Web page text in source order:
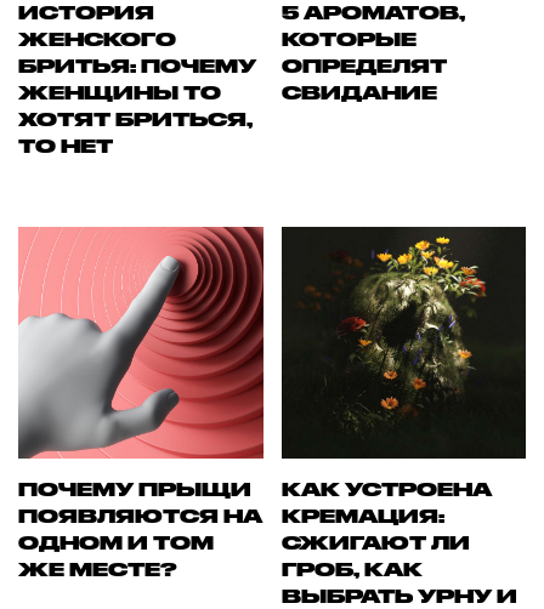
ИСТОРИЯ
ЖЕНСКОГО
БРИТЬЯ: ПОЧЕМУ
ЖЕНЩИНЫ ТО
ХОТЯТ БРИТЬСЯ,
ТО НЕТ
5 АРОМАТОВ,
КОТОРЫЕ
ОПРЕДЕЛЯТ
СВИДАНИЕ
ПОЧЕМУ ПРЫЩИ
ПОЯВЛЯЮТСЯ НА
ОДНОМ И ТОМ
ЖЕ МЕСТЕ?
КАК УСТРОЕНА
КРЕМАЦИЯ:
СЖИГАЮТ ЛИ
ГРОБ, КАК
ВЫБРАТЬ УРНУ И